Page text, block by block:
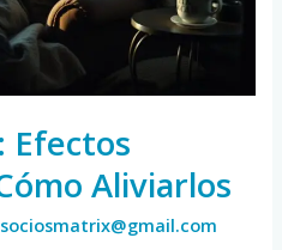
Efectos
Aliviarlos
sociosmatrix@gmail.com